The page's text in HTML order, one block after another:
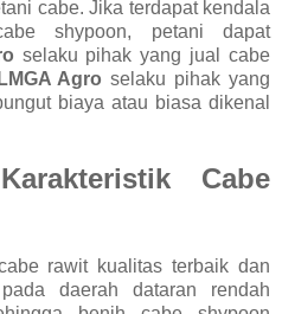
cabe. Jika terdapat kendala
shypoon, petani dapat
selaku pihak yang jual cabe
LMGA Agroselaku pihak yang
biaya atau biasa dikenal
Cabe
rawit kualitas terbaik dan
daerah dataran rendah